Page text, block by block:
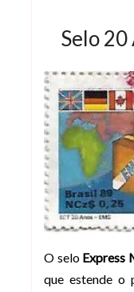
Selo 20
O selo Express
que estende o